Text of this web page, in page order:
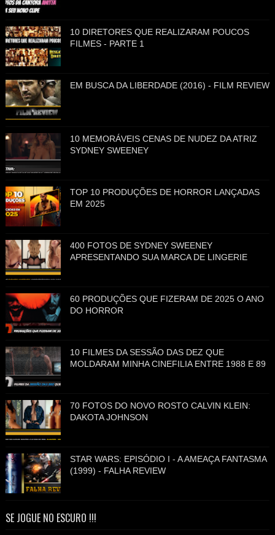
10 DIRETORES QUE REALIZARAM POUCOS
FILMES - PARTE 1
EM BUSCA DA LIBERDADE (2016) - FILM REVIEW
10 MEMORÁVEIS CENAS DE NUDEZ DA ATRIZ
SYDNEY SWEENEY
TOP 10 PRODUÇÕES DE HORROR LANÇADAS
EM 2025
400 FOTOS DE SYDNEY SWEENEY
APRESENTANDO SUA MARCA DE LINGERIE
60 PRODUÇÕES QUE FIZERAM DE 2025 O ANO
DO HORROR
10 FILMES DA SESSÃO DAS DEZ QUE
MOLDARAM MINHA CINEFILIA ENTRE 1988 E 89
70 FOTOS DO NOVO ROSTO CALVIN KLEIN:
DAKOTA JOHNSON
STAR WARS: EPISÓDIO I - A AMEAÇA FANTASMA
(1999) - FALHA REVIEW
SE JOGUE NO ESCURO !!!